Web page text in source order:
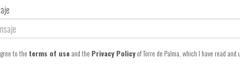
to the terms of useand the Privacy Policyof Torre de Palma, which I have read and